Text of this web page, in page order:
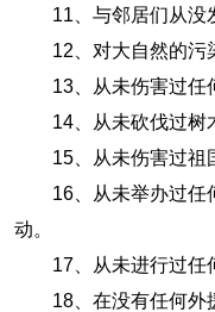
11、与邻居们从没发
12、对大自然的污染
13、从未伤害过任
14、从未砍伐过树
15、从未伤害过祖国
16、从未举办过任
动。
17、从未进行过任何
18、在没有任何外